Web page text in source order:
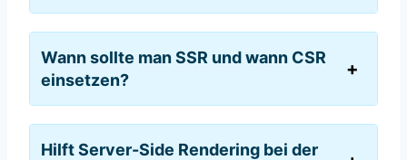
Wann sollte man SSR und wann CSR
einsetzen?
Hilft Server-Side Rendering bei der